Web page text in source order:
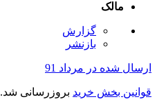
مالک
گزارش
بازنشر
ارسال شده در مرداد 91
قوانین بخش خرید بروزرسانی شد.